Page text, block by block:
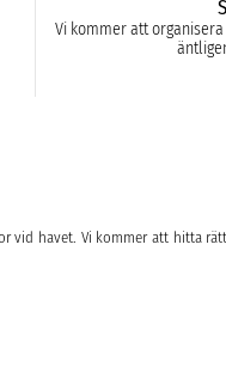
Vi kommer att
vid havet. Vi kommer att hitta